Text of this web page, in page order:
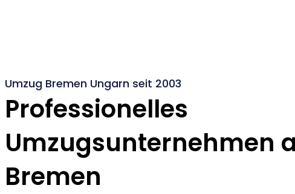
Umzug Bremen Ungarn seit 2003
Professionelles
Umzugsunternehmen
Bremen